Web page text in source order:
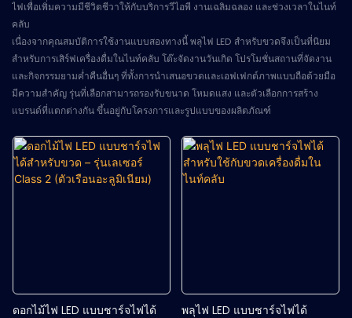
ไฟเพื่อเพิ่มความมีชีวิตชีวาให้กับบริการวีไอพี งานเฉลิมฉลอง และช่วงเวลาในไนท์
คลับ
เนื่องจากคุณสมบัติการใช้งานแบบสองทางนี้ พลุไฟ LED สำหรับขวดจึงเป็นที่นิยม
สำหรับการเสิร์ฟเครื่องดื่มในไนท์คลับ โต๊ะจัดงานวันเกิด โปรโมชั่นสถานที่จัดงาน
และกิจกรรมยามค่ำคืนอื่นๆ ที่ทั้งการนำเสนอขวดและเอฟเฟกต์ภาพแบบถือด้วยมือ
มีความสำคัญ รุ่นที่เลือกสามารถรองรับขนาด โหมดแสง และตัวเลือกการสร้าง
แบรนด์ที่แตกต่างกัน ขึ้นอยู่กับโครงการและรูปแบบของผลิตภัณฑ์
ดอกไม้ไฟ LED แบบชาร์จไฟได้
พลุไฟ LED แบบชาร์จไฟได้